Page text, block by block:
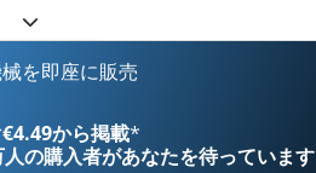
を即座に販売
から掲載*
の購入者があなたを待っています